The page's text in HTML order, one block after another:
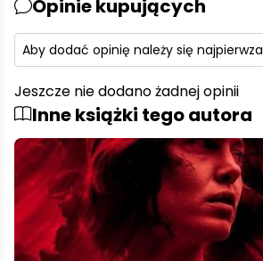
Opinie kupujących
Aby dodać opinię należy się najpierw
Jeszcze nie dodano żadnej opinii
Inne książki tego autora